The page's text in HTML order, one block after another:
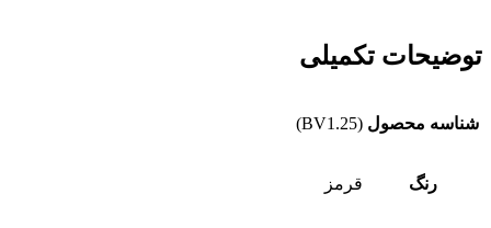
توضیحات تکمیلی
شناسه محصول (BV1.25)
رنگ قرمز